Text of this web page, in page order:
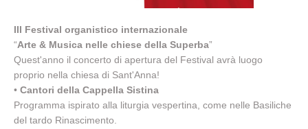
III Festival organistico internazionale
“Arte & Musica nelle chiese della Superba”
Quest'anno il concerto di apertura del Festival avrà luogo
proprio nella chiesa di Sant'Anna!
• Cantori della Cappella Sistina
Programma ispirato alla liturgia vespertina, come nelle Basiliche
del tardo Rinascimento.